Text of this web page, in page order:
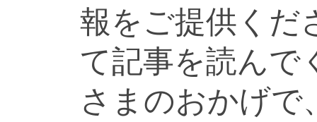
報をご提供くだ
て記事を読んで
さまのおかげで